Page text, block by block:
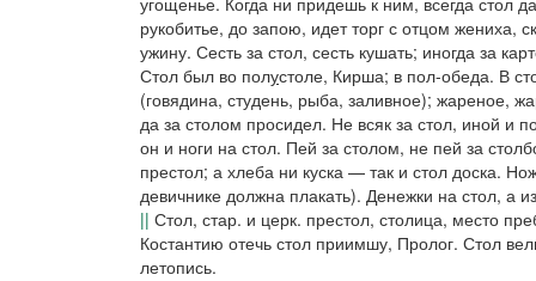
рукобитье, до запою, идет торг с отцом жениха,
ужину. Сесть за стол, сесть кушать; иногда за
Стол был во полустоле, Кирша; в пол-обеда. В
(говядина, студень, рыба, заливное); жареное,
да за столом просидел. Не всяк за стол, иной и
он и ноги на стол. Пей за столом, не пей за
престол; а хлеба ни куска — так и стол доска.
девичнике должна плакать). Денежки на стол, а
|| Стол, стар. и церк. престол, столица, место
Костантию отечь стол приимшу, Пролог. Стол
летопись.